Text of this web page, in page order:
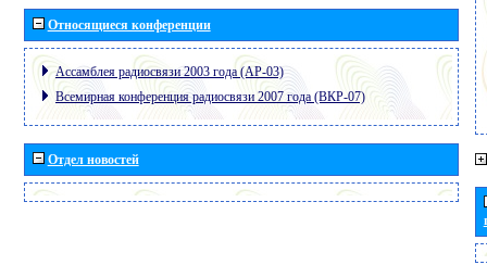
Относящиеся конференции
Ассамблея радиосвязи 2003 года (АР-03)
Всемирная конференция радиосвязи 2007 года (ВКР-07)
Отдел новостей